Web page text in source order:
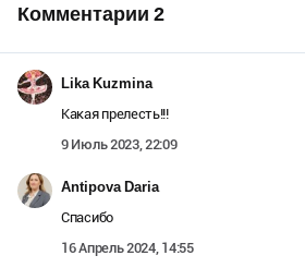
Комментарии 2
Lika Kuzmina
Какая прелесть!!!
9 Июль 2023, 22:09
Antipova Daria
Спасибо
16 Апрель 2024, 14:55